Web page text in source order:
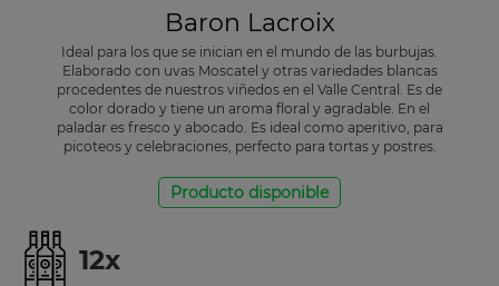
Baron Lacroix
Ideal para los que se inician en el mundo de las burbujas.
Elaborado con uvas Moscatel y otras variedades blancas
procedentes de nuestros viñedos en el Valle Central. Es de
color dorado y tiene un aroma floral y agradable. En el
paladar es fresco y abocado. Es ideal como aperitivo, para
picoteos y celebraciones, perfecto para tortas y postres.
Producto disponible
12x